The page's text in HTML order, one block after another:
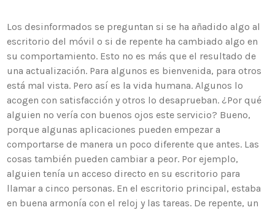
Los desinformados se preguntan si se ha añadido algo al
escritorio del móvil o si de repente ha cambiado algo en
su comportamiento. Esto no es más que el resultado de
una actualización. Para algunos es bienvenida, para otros
está mal vista. Pero así es la vida humana. Algunos lo
acogen con satisfacción y otros lo desaprueban. ¿Por qué
alguien no vería con buenos ojos este servicio? Bueno,
porque algunas aplicaciones pueden empezar a
comportarse de manera un poco diferente que antes. Las
cosas también pueden cambiar a peor. Por ejemplo,
alguien tenía un acceso directo en su escritorio para
llamar a cinco personas. En el escritorio principal, estaba
en buena armonía con el reloj y las tareas. De repente, un